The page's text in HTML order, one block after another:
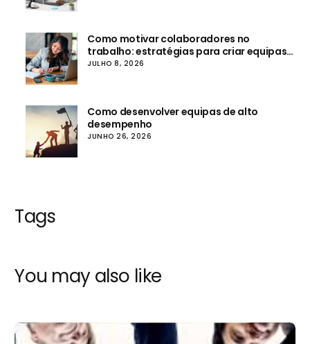
Como motivar colaboradores no
trabalho: estratégias para criar equipas
mais envolvidas e produtivas
JULHO 8, 2026
Como desenvolver equipas de alto
desempenho
JUNHO 26, 2026
Tags
You may also like